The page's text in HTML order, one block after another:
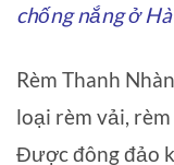
chống nắng ở
Rèm Thanh
loại rèm vải,
Được đông đảo